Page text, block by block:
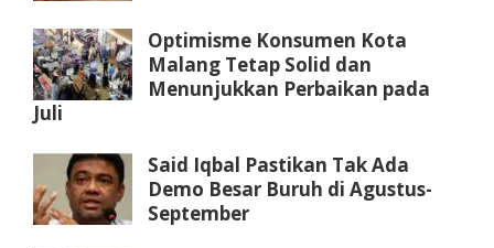
Optimisme Konsumen Kota
Malang Tetap Solid dan
Menunjukkan Perbaikan pada
Juli
Said Iqbal Pastikan Tak Ada
Demo Besar Buruh di Agustus-
September